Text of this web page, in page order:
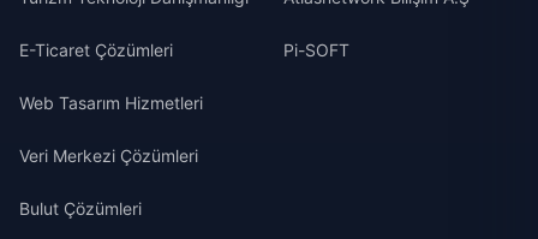
E-Ticaret Çözümleri
Web Tasarım Hizmetleri
Veri Merkezi Çözümleri
Bulut Çözümleri
Pi-SOFT